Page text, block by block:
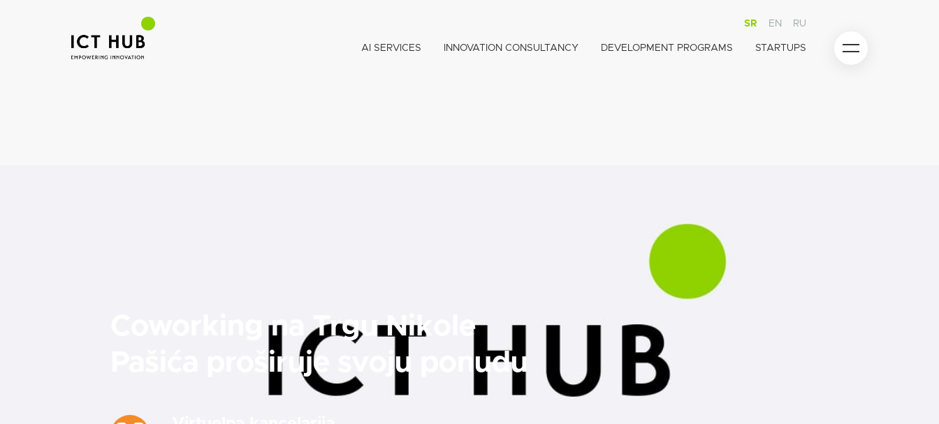
SR EN RU
AI SERVICES INNOVATION CONSULTANCY DEVELOPMENT PROGRAMS STARTUPS
Coworking na Trgu Nikole
Pašića proširuje svoju ponudu